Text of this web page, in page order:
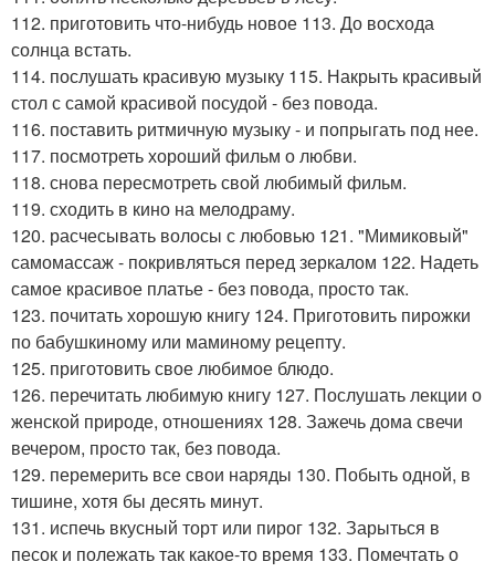
112. приготовить что-нибудь новое 113. До восхода
солнца встать.
114. послушать красивую музыку 115. Накрыть красивый
стол с самой красивой посудой - без повода.
116. поставить ритмичную музыку - и попрыгать под нее.
117. посмотреть хороший фильм о любви.
118. снова пересмотреть свой любимый фильм.
119. сходить в кино на мелодраму.
120. расчесывать волосы с любовью 121. "Мимиковый"
самомассаж - покривляться перед зеркалом 122. Надеть
самое красивое платье - без повода, просто так.
123. почитать хорошую книгу 124. Приготовить пирожки
по бабушкиному или маминому рецепту.
125. приготовить свое любимое блюдо.
126. перечитать любимую книгу 127. Послушать лекции о
женской природе, отношениях 128. Зажечь дома свечи
вечером, просто так, без повода.
129. перемерить все свои наряды 130. Побыть одной, в
тишине, хотя бы десять минут.
131. испечь вкусный торт или пирог 132. Зарыться в
песок и полежать так какое-то время 133. Помечтать о